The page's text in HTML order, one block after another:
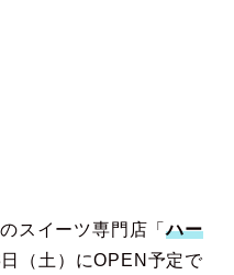
スイーツ専門店「ハー
（土）にOPEN予定で